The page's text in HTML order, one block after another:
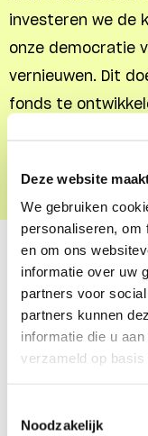
Deze website
We gebruiken
personaliseren, om
en om ons
informatie over uw
partners voor
partners kunnen
informatie die u
verzameld op
Noodzakelijk
investeren we de
onze democratie
vernieuwen. Dit
fonds te